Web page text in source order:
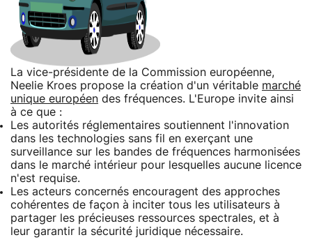
La vice-présidente de la Commission européenne,
Neelie Kroes propose la création d'un véritable marché
unique européen des fréquences. L'Europe invite ainsi
à ce que :
Les autorités réglementaires soutiennent l'innovation
dans les technologies sans fil en exerçant une
surveillance sur les bandes de fréquences harmonisées
dans le marché intérieur pour lesquelles aucune licence
n'est requise.
Les acteurs concernés encouragent des approches
cohérentes de façon à inciter tous les utilisateurs à
partager les précieuses ressources spectrales, et à
leur garantir la sécurité juridique nécessaire.